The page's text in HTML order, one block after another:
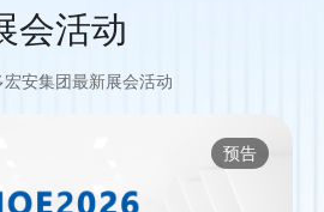
会活动
宏安集团最新展会活动
预告